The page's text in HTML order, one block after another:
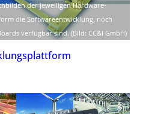
der jeweiligen Hardware-
die Softwareentwicklung, noch
verfügbar sind. (Bild: CC&I GmbH)